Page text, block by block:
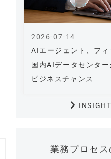
AIエージェント、フィ
国内AIデータセンタ
ビジネスチャンス
2026-07-14
業務プロセス